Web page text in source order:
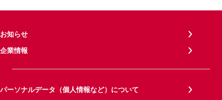
お知らせ
企業情報
パーソナルデータ（個人情報など）について